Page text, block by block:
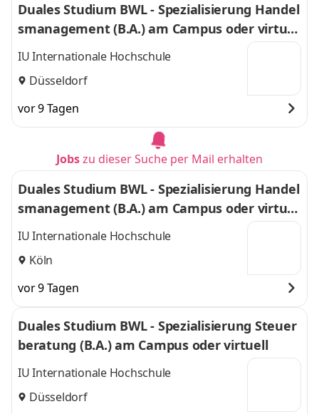
Duales Studium BWL - Spezialisierung Handel
smanagement (B.A.) am Campus oder virtuel
l
IU Internationale Hochschule
Düsseldorf
vor 9 Tagen
Jobszu dieser Suche per Mail erhalten
Duales Studium BWL - Spezialisierung Handel
smanagement (B.A.) am Campus oder virtuel
l
IU Internationale Hochschule
Köln
vor 9 Tagen
Duales Studium BWL - Spezialisierung Steuer
beratung (B.A.) am Campus oder virtuell
IU Internationale Hochschule
Düsseldorf